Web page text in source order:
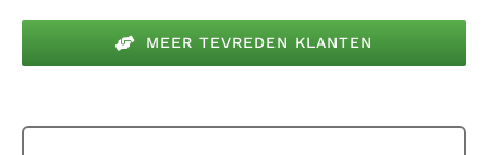
MEER TEVREDEN KLANTEN